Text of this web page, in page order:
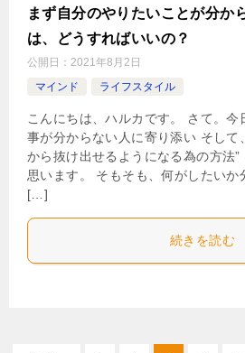
まず自分のやりたいことが分か
は、どうすればいいの？
公開日： 2021年8月2日
マインド
ライフスタイル
こんにちは、ハルカです。 さて。今
事が分からない人に寄り添い そして
から抜け出せるようになる為の方法”
思います。 そもそも、何がしたいか
[…]
続きを読む